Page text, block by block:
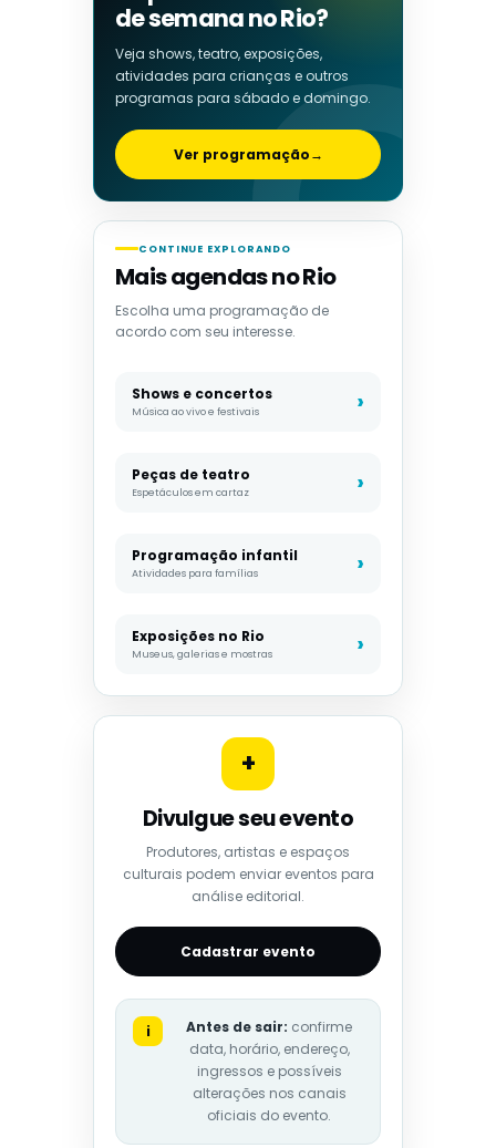
de semana no Rio?
Veja shows, teatro, exposições,
atividades para crianças e outros
programas para sábado e domingo.
Ver programação→
CONTINUE EXPLORANDO
Mais agendas no Rio
Escolha uma programação de
acordo com seu interesse.
Shows e concertos
Música ao vivo e festivais
Peças de teatro
Espetáculos em cartaz
Programação infantil
Atividades para famílias
Exposições no Rio
Museus, galerias e mostras
+
Divulgue seu evento
Produtores, artistas e espaços
culturais podem enviar eventos para
análise editorial.
Cadastrar evento
i Antes de sair: confirme
data, horário, endereço,
ingressos e possíveis
alterações nos canais
oficiais do evento.